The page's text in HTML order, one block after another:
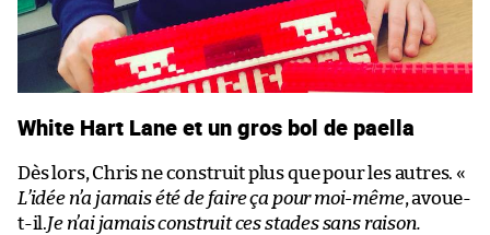
White Hart Lane et un gros bol de paella
Dès lors, Chris ne construit plus que pour les autres. «
L’idée n’a jamais été de faire ça pour moi-même, avoue-
t-il.Je n’ai jamais construit ces stades sans raison.